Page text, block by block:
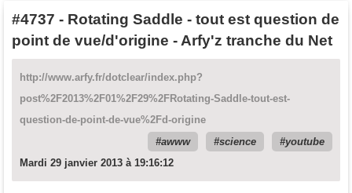
#4737 - Rotating Saddle - tout est question de
point de vue/d'origine - Arfy'z tranche du Net
http://www.arfy.fr/dotclear/index.php?
post%2F2013%2F01%2F29%2FRotating-Saddle-tout-est-
question-de-point-de-vue%2Fd-origine
awww
science
youtube
Mardi 29 janvier 2013 à 19:16:12